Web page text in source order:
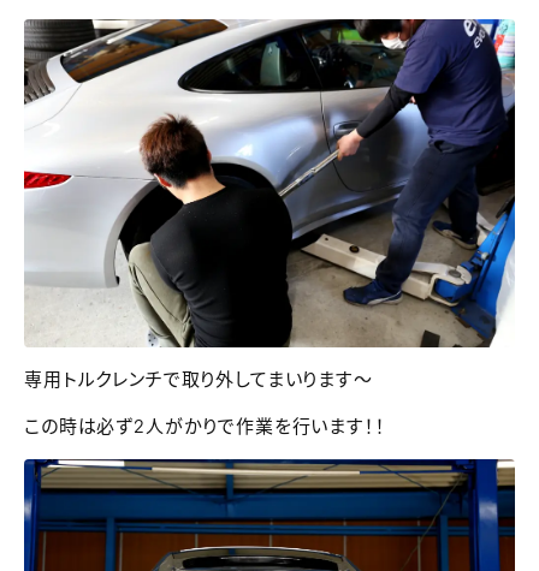
専用トルクレンチで取り外してまいります～
この時は必ず2人がかりで作業を行います！！